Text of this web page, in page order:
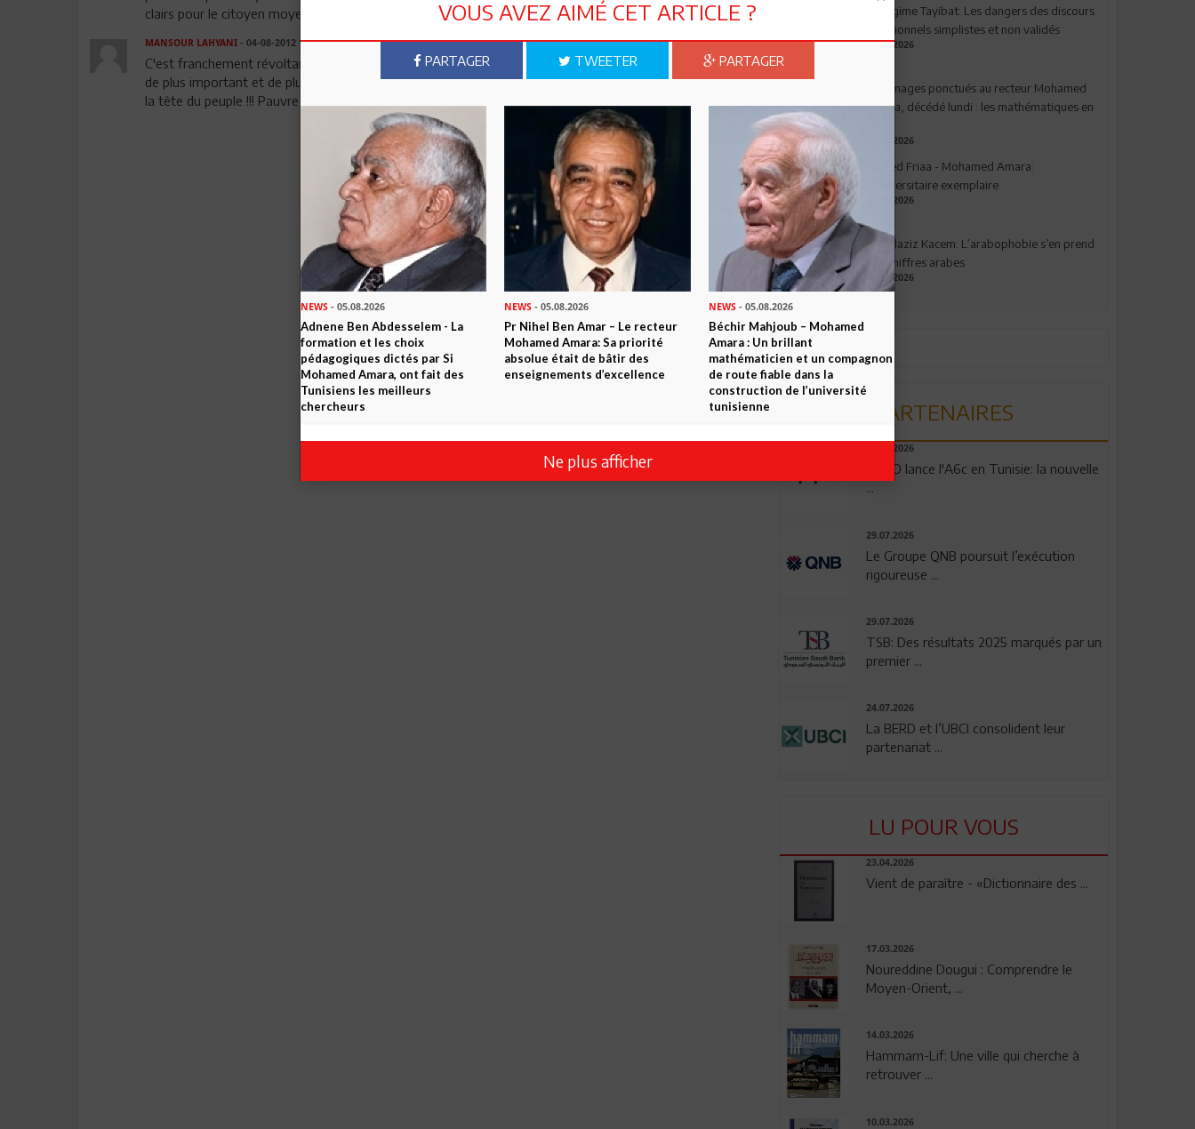
clairs pour le citoyen moyen au lieu de ces informations inexploitables !
MANSOUR LAHYANI- 04-08-2012 16:04
C'est franchement révoltant, et ça dépasse la mesure : ce gouvernement provisoire n'a donc rien trouvé
de plus important et de plus urgent que la marge bénéficire sur les fruits secs ?? On continue à se payer
la tête du peuple !!! Pauvre Tunisie, pauvres Tunisiens...
Le régime Tayibat: Les dangers des discours
nutritionnels simplistes et non validés
09.07.2026
Hommages ponctués au recteur Mohamed
Amara, décédé lundi : les mathématiques en
03.08.2026
Ahmed Friaa - Mohamed Amara:
l’Universitaire exemplaire
04.08.2026
Abdelaziz Kacem: L’arabophobie s’en prend
aux chiffres arabes
09.07.2026
PARTENAIRES
04.08.2026
OPPO lance l'A6c en Tunisie: la nouvelle
...
29.07.2026
Le Groupe QNB poursuit l’exécution
rigoureuse ...
29.07.2026
TSB: Des résultats 2025 marqués par un
premier ...
24.07.2026
La BERD et l’UBCI consolident leur
partenariat ...
LU POUR VOUS
23.04.2026
Vient de paraître - «Dictionnaire des ...
17.03.2026
Noureddine Dougui : Comprendre le
Moyen-Orient, ...
14.03.2026
Hammam-Lif: Une ville qui cherche à
retrouver ...
10.03.2026
VOUS AVEZ AIMÉ CET ARTICLE ?
PARTAGER TWEETER PARTAGER
NEWS - 05.08.2026
Adnene Ben Abdesselem - La
formation et les choix
pédagogiques dictés par Si
Mohamed Amara, ont fait des
Tunisiens les meilleurs
chercheurs
NEWS - 05.08.2026
Pr Nihel Ben Amar – Le recteur
Mohamed Amara: Sa priorité
absolue était de bâtir des
enseignements d’excellence
NEWS- 05.08.2026
Béchir Mahjoub – Mohamed
Amara : Un brillant
mathématicien et un compagnon
de route fiable dans la
construction de l’université
tunisienne
Ne plus afficher